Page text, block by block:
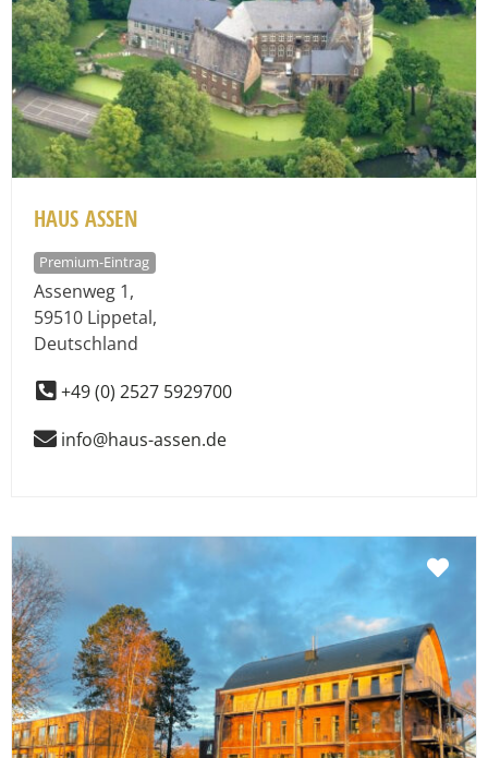
HAUS ASSEN
Premium-Eintrag
Assenweg 1,
59510 Lippetal,
Deutschland
+49 (0) 2527 5929700
info@haus-assen.de